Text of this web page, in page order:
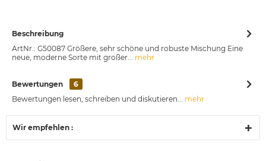
Beschreibung
ArtNr.: G50087 Größere, sehr schöne und robuste Mischung Eine
neue, moderne Sorte mit großer... mehr
Bewertungen
6
Bewertungen lesen, schreiben und diskutieren... mehr
Wir empfehlen :